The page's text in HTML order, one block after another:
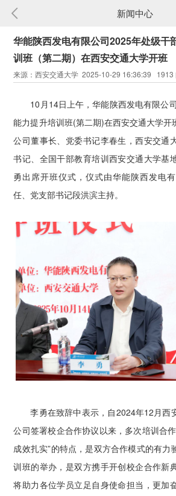
新闻中心
华能陕西发电有限公司2025年处级干
训班（第二期）在西安交通大学开班
来源：西安交通大学 2025-10-29 16:36:39 1913
10月14日上午，华能陕西发电有限公
能力提升培训班(第二期)在西安交通大学开
公司董事长、党委书记李春生，西安交通
书记、全国干部教育培训西安交通大学基
勇出席开班仪式，仪式由华能陕西发电
任、党支部书记段洪滨主持。
李勇在致辞中表示，自2024年12月西
公司签署校企合作协议以来，多次培训合作
成效扎实”的特点，是双方合作模式的有力
训班的举办，是双方携手开创校企合作新
将助力各位学员立足自身使命担当，更加